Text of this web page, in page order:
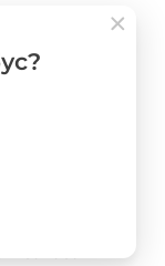
в
дизайн,
для фруктов?
заказа и